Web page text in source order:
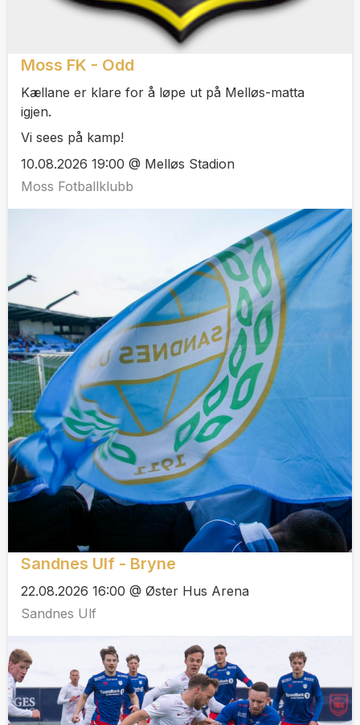
Moss FK - Odd
Kællane er klare for å løpe ut på Melløs-matta
igjen.
Vi sees på kamp!
10.08.2026 19:00 @ Melløs Stadion
Moss Fotballklubb
Sandnes Ulf - Bryne
22.08.2026 16:00 @ Øster Hus Arena
Sandnes Ulf